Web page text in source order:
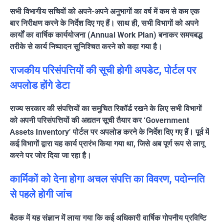
सभी विभागीय सचिवों को अपने-अपने अनुभागों का वर्ष में कम से कम एक
बार निरीक्षण करने के निर्देश दिए गए हैं। साथ ही, सभी विभागों को अपने
कार्यों का वार्षिक कार्ययोजना (Annual Work Plan) बनाकर समयबद्ध
तरीके से कार्य निष्पादन सुनिश्चित करने को कहा गया है।
राजकीय परिसंपत्तियों की सूची होगी अपडेट, पोर्टल पर
अपलोड होंगे डेटा
राज्य सरकार की संपत्तियों का समुचित रिकॉर्ड रखने के लिए सभी विभागों
को अपनी परिसंपत्तियों की अद्यतन सूची तैयार कर ‘Government
Assets Inventory’ पोर्टल पर अपलोड करने के निर्देश दिए गए हैं। पूर्व में
कई विभागों द्वारा यह कार्य प्रारंभ किया गया था, जिसे अब पूर्ण रूप से लागू
करने पर जोर दिया जा रहा है।
कार्मिकों को देना होगा अचल संपत्ति का विवरण, पदोन्नति
से पहले होगी जांच
बैठक में यह संज्ञान में लाया गया कि कई अधिकारी वार्षिक गोपनीय प्रविष्टि